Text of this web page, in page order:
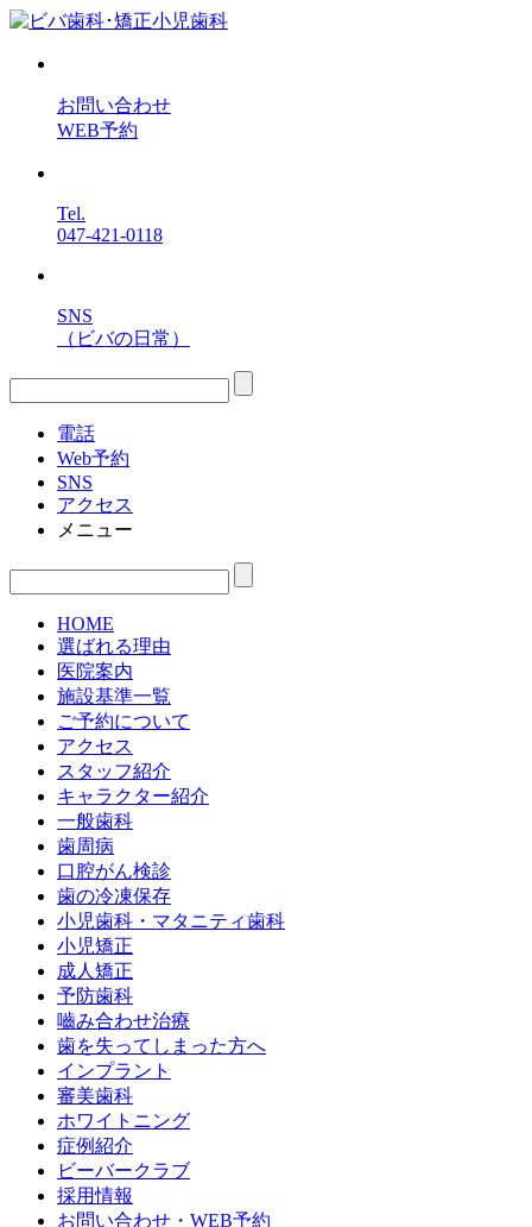
お問い合わせ
WEB予約
Tel.
047-421-0118
SNS
（ビバの日常）
電話
Web予約
SNS
アクセス
メニュー
HOME
選ばれる理由
医院案内
施設基準一覧
ご予約について
アクセス
スタッフ紹介
キャラクター紹介
一般歯科
歯周病
口腔がん検診
歯の冷凍保存
小児歯科・マタニティ歯科
小児矯正
成人矯正
予防歯科
嚙み合わせ治療
歯を失ってしまった方へ
インプラント
審美歯科
ホワイトニング
症例紹介
ビーバークラブ
採用情報
お問い合わせ・WEB予約